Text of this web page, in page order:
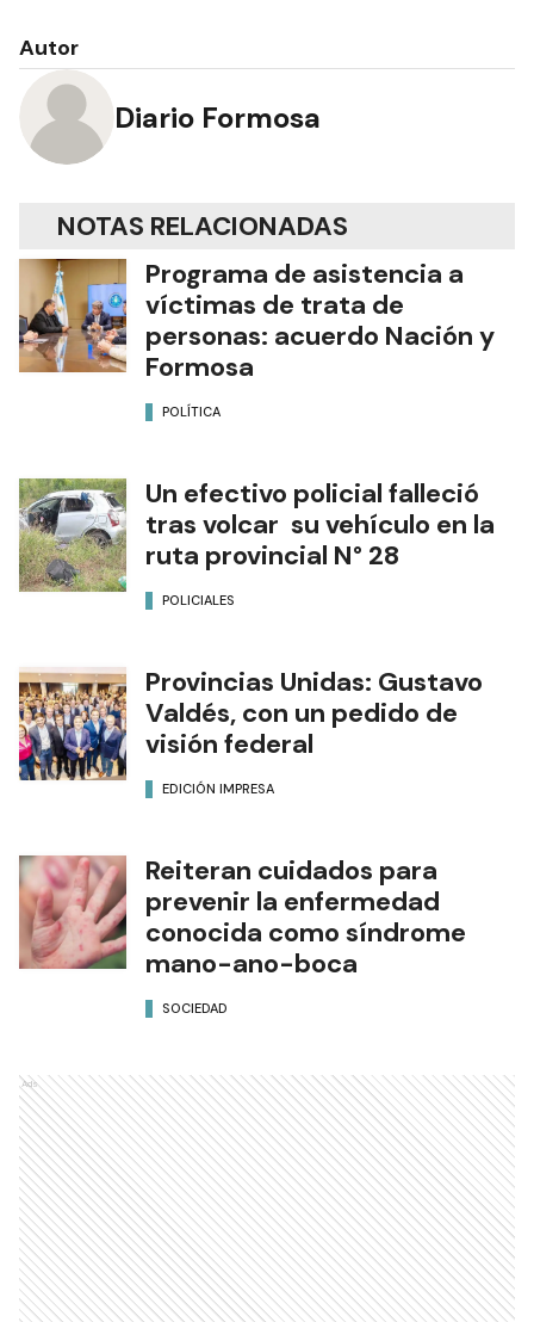
Autor
Diario Formosa
NOTAS RELACIONADAS
Programa de asistencia a
víctimas de trata de
personas: acuerdo Nación y
Formosa
POLÍTICA
Un efectivo policial falleció
tras volcar su vehículo en la
ruta provincial N° 28
POLICIALES
Provincias Unidas: Gustavo
Valdés, con un pedido de
visión federal
EDICIÓN IMPRESA
Reiteran cuidados para
prevenir la enfermedad
conocida como síndrome
mano-ano-boca
SOCIEDAD
Ads